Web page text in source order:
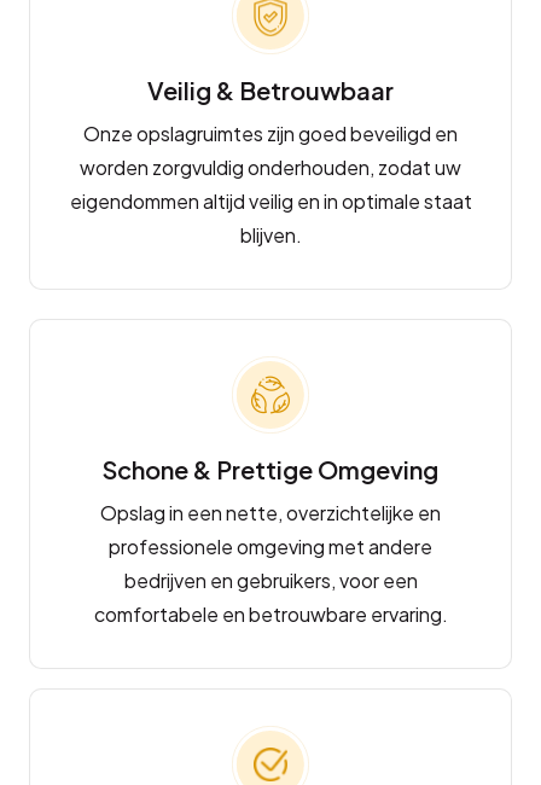
Veilig & Betrouwbaar
Onze opslagruimtes zijn goed beveiligd en
worden zorgvuldig onderhouden, zodat uw
eigendommen altijd veilig en in optimale staat
blijven.
Schone & Prettige Omgeving
Opslag in een nette, overzichtelijke en
professionele omgeving met andere
bedrijven en gebruikers, voor een
comfortabele en betrouwbare ervaring.